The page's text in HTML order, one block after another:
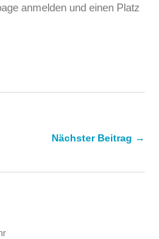
anmelden und einen Platz
Nächster Beitrag →